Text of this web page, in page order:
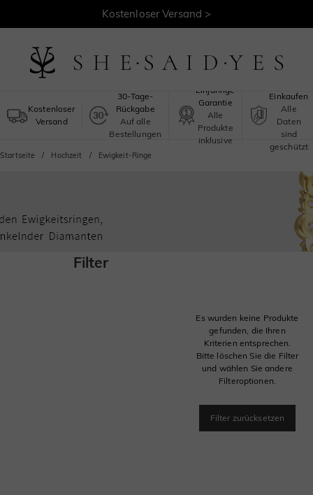
Kostenloser Versand >
Kostenloser
Versand
30-Tage-
Rückgabe
Auf alle
Bestellungen
Einjährige
Garantie
Alle
Produkte
inklusive
Einkaufen
Alle
Daten
sind
geschützt
Startseite Hochzeit Ewigkeit-Ringe
Filter
Es wurden keine Produkte
gefunden, die Ihren
Kriterien entsprechen.
Bitte löschen Sie die Filter
und wählen Sie andere
Filteroptionen.
Filter zurücksetzen